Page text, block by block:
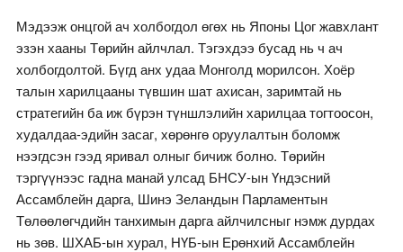
Мэдээж онцгой ач холбогдол өгөх нь Японы Цог жавхлант
эзэн хааны Төрийн айлчлал. Тэгэхдээ бусад нь ч ач
холбогдолтой. Бүгд анх удаа Монголд морилсон. Хоёр
талын харилцааны түвшин шат ахисан, заримтай нь
стратегийн ба иж бүрэн түншлэлийн харилцаа тогтоосон,
худалдаа-эдийн засаг, хөрөнгө оруулалтын боломж
нээгдсэн гээд яривал олныг бичиж болно. Төрийн
тэргүүнээс гадна манай улсад БНСУ-ын Үндэсний
Ассамблейн дарга, Шинэ Зеландын Парламентын
Төлөөлөгчдийн танхимын дарга айлчилсныг нэмж дурдах
нь зөв. ШХАБ-ын хурал, НҮБ-ын Ерөнхий Ассамблейн